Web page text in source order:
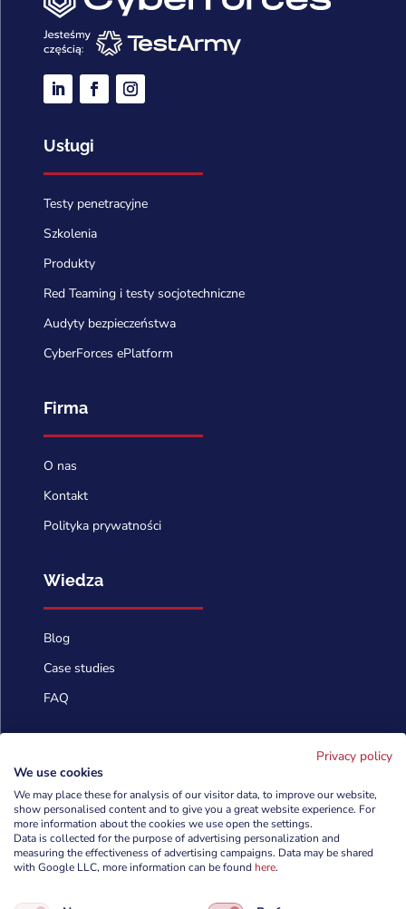
Usługi
Testy penetracyjne
Szkolenia
Produkty
Red Teaming i testy socjotechniczne
Audyty bezpieczeństwa
CyberForces ePlatform
Firma
O nas
Kontakt
Polityka prywatności
Wiedza
Blog
Case studies
FAQ
 info@cyberforces.com
 +48 505 372 810
Privacy policy
We use cookies
We may place these for analysis of our visitor data, to improve our website,
show personalised content and to give you a great website experience. For
more information about the cookies we use open the settings.
Data is collected for the purpose of advertising personalization and
measuring the effectiveness of advertising campaigns. Data may be shared
with Google LLC, more information can be found here.